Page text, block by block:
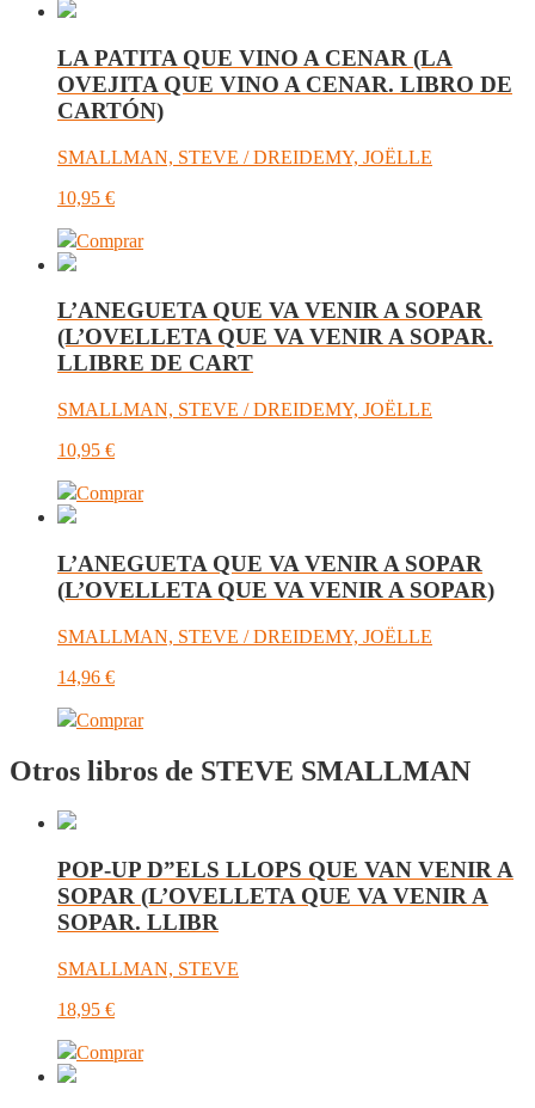
LA PATITA QUE VINO A CENAR (LA
OVEJITA QUE VINO A CENAR. LIBRO DE
CARTÓN)
SMALLMAN, STEVE / DREIDEMY, JOËLLE
10,95 €
Comprar
L’ANEGUETA QUE VA VENIR A SOPAR
(L’OVELLETA QUE VA VENIR A SOPAR.
LLIBRE DE CART
SMALLMAN, STEVE / DREIDEMY, JOËLLE
10,95 €
Comprar
L’ANEGUETA QUE VA VENIR A SOPAR
(L’OVELLETA QUE VA VENIR A SOPAR)
SMALLMAN, STEVE / DREIDEMY, JOËLLE
14,96 €
Comprar
Otros libros de STEVE SMALLMAN
POP-UP D”ELS LLOPS QUE VAN VENIR A
SOPAR (L’OVELLETA QUE VA VENIR A
SOPAR. LLIBR
SMALLMAN, STEVE
18,95 €
Comprar